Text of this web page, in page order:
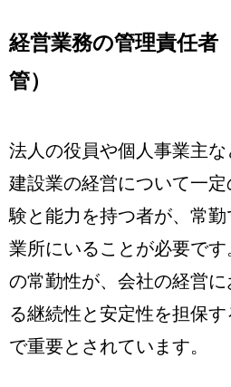
経営業務の管理責任者
管）
法人の役員や個人事業主な
建設業の経営について一定
験と能力を持つ者が、常勤
業所にいることが必要です
の常勤性が、会社の経営に
る継続性と安定性を担保す
で重要とされています。